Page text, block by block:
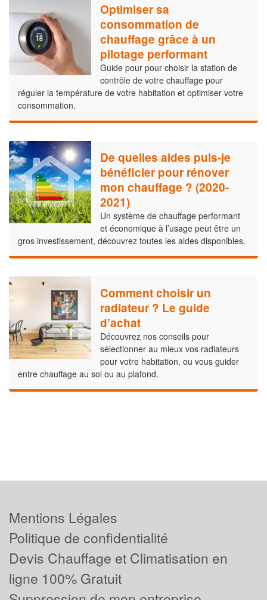
Optimiser sa
consommation de
chauffage grâce à un
pilotage performant
Guide pour pour choisir la station de
contrôle de votre chauffage pour
réguler la température de votre habitation et optimiser votre
consommation.
De quelles aides puis-je
bénéficier pour rénover
mon chauffage ? (2020-
2021)
Un système de chauffage performant
et économique à l’usage peut être un
gros investissement, découvrez toutes les aides disponibles.
Comment choisir un
radiateur ? Le guide
d’achat
Découvrez nos conseils pour
sélectionner au mieux vos radiateurs
pour votre habitation, ou vous guider
entre chauffage au sol ou au plafond.
Mentions Légales
Politique de confidentialité
Devis Chauffage et Climatisation en
ligne 100% Gratuit